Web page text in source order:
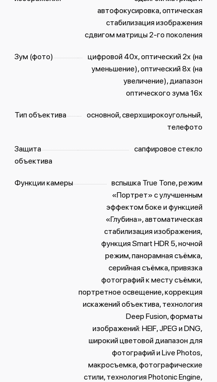
автофокусировка, оптическая
стабилизация изображения
сдвигом матрицы 2-го поколения
Зум (фото)
цифровой 40x, оптический 2x (на
уменьшение), оптический 8x (на
увеличение), диапазон
оптического зума 16x
Тип объектива
основной, сверхширокоугольный,
телефото
Защита
объектива
сапфировое стекло
Функции камеры
вспышка True Tone, режим
«Портрет» с улучшенным
эффектом боке и функцией
«Глубина», автоматическая
стабилизация изображения,
функция Smart HDR 5, ночной
режим, панорамная съёмка,
серийная съëмка, привязка
фотографий к месту съёмки,
портретное освещение, коррекция
искажений объектива, технология
Deep Fusion, форматы
изображений: HEIF, JPEG и DNG,
широкий цветовой диапазон для
фотографий и Live Photos,
макросъемка, фотографические
стили, технология Photonic Engine,